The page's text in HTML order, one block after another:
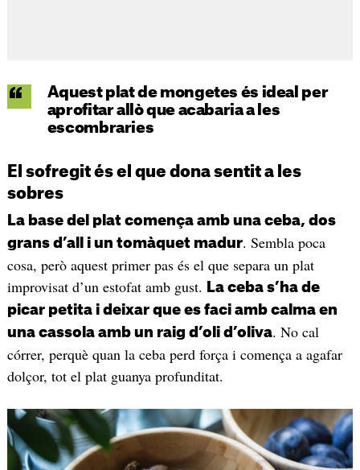
Aquest plat de mongetes és ideal per
aprofitar allò que acabaria a les
escombraries
El sofregit és el que dona sentit a les
sobres
La base del plat comença amb una ceba, dos
grans d’all i un tomàquet madur. Sembla poca
cosa, però aquest primer pas és el que separa un plat
improvisat d’un estofat amb gust.
La ceba s’ha de
picar petita i deixar que es faci amb calma en
una cassola amb un raig d’oli d’oliva. No cal
córrer, perquè quan la ceba perd força i comença a agafar
dolçor, tot el plat guanya profunditat.